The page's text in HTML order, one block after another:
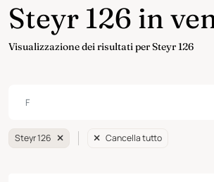
Steyr 126 in
Visualizzazione dei risultati per Steyr 126
Steyr 126 Cancella tutto